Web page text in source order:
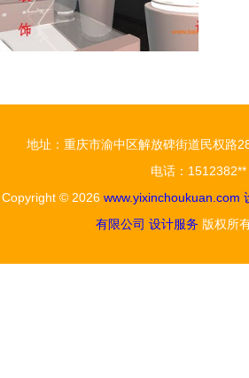
地址：重庆市渝中区解放碑街道民权路
电话：1512382**
Copyright © 2026 www.yixinchoukuan.com
有限公司 设计服务 版权所